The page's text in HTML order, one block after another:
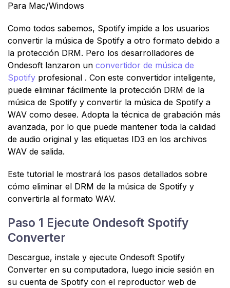
Para Mac/Windows
Como todos sabemos, Spotify impide a los usuarios
convertir la música de Spotify a otro formato debido a
la protección DRM. Pero los desarrolladores de
Ondesoft lanzaron un convertidor de música de
Spotify profesional . Con este convertidor inteligente,
puede eliminar fácilmente la protección DRM de la
música de Spotify y convertir la música de Spotify a
WAV como desee. Adopta la técnica de grabación más
avanzada, por lo que puede mantener toda la calidad
de audio original y las etiquetas ID3 en los archivos
WAV de salida.
Este tutorial le mostrará los pasos detallados sobre
cómo eliminar el DRM de la música de Spotify y
convertirla al formato WAV.
Paso 1 Ejecute Ondesoft Spotify
Converter
Descargue, instale y ejecute Ondesoft Spotify
Converter en su computadora, luego inicie sesión en
su cuenta de Spotify con el reproductor web de